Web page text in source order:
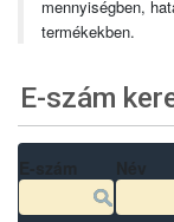
mennyiségben,
termékekben.
E-szám